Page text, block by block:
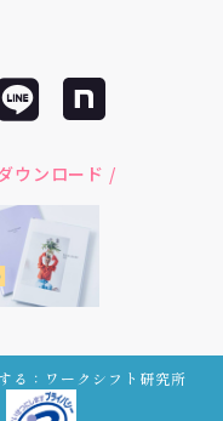
ウンロード /
る：ワークシフト研究所